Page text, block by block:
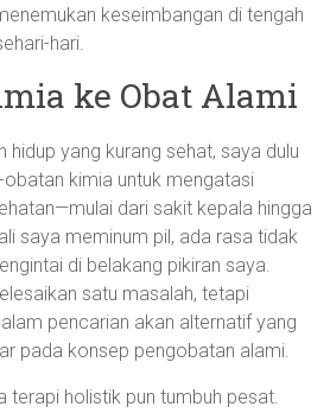
keseimbangan di tengah
hari.
ke Obat Alami
hidup yang kurang sehat, saya dulu
kimia untuk mengatasi
dari sakit kepala hingga
saya meminum pil, ada rasa tidak
di belakang pikiran saya.
satu masalah, tetapi
pencarian akan alternatif yang
pada konsep pengobatan alami.
terapi holistik pun tumbuh pesat.